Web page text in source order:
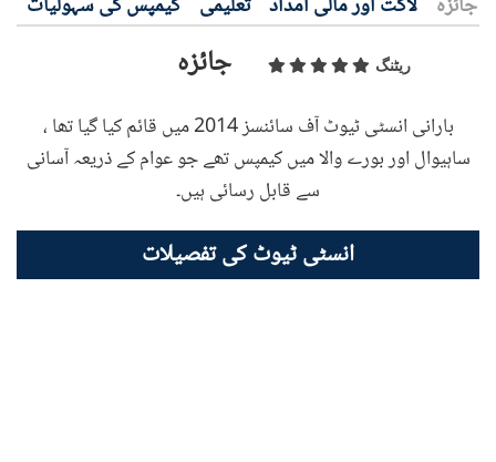
جائزہ ریٹنگ
بارانی انسٹی ٹیوٹ آف سائنسز 2014 میں قائم کیا گیا تھا ،
ساہیوال اور بورے والا میں کیمپس تھے جو عوام کے ذریعہ آسانی
سے قابل رسائی ہیں۔
انسٹی ٹیوٹ کی تفصیلات